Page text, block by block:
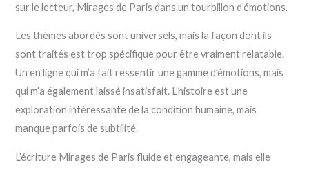
sur le lecteur, Mirages de Paris dans un tourbillon d’émotions.
Les thèmes abordés sont universels, mais la façon dont ils
sont traités est trop spécifique pour être vraiment relatable.
Un en ligne qui m’a fait ressentir une gamme d’émotions, mais
qui m’a également laissé insatisfait. L’histoire est une
exploration intéressante de la condition humaine, mais
manque parfois de subtilité.
L’écriture Mirages de Paris fluide et engageante, mais elle